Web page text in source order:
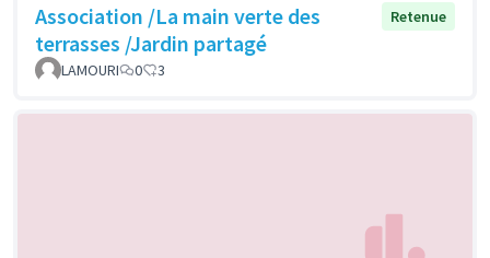
Association /La main verte des
terrasses /Jardin partagé
Retenue
LAMOURI 0 3